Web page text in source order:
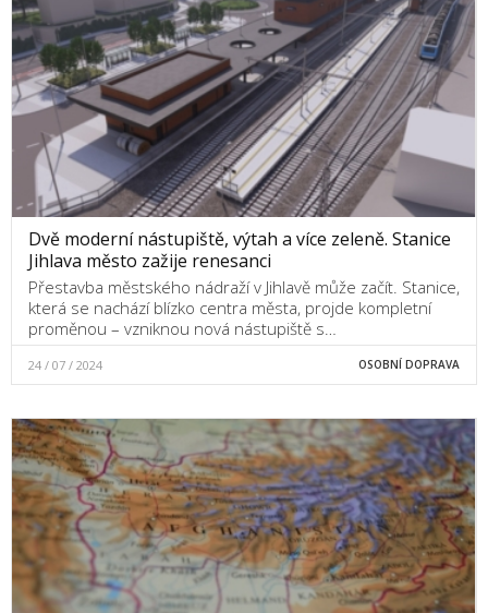
Dvě moderní nástupiště, výtah a více zeleně. Stanice
Jihlava město zažije renesanci
Přestavba městského nádraží v Jihlavě může začít. Stanice,
která se nachází blízko centra města, projde kompletní
proměnou – vzniknou nová nástupiště s…
24 / 07 / 2024 OSOBNÍ DOPRAVA